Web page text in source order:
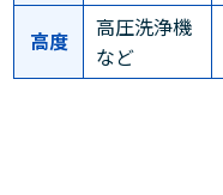
高度
高圧洗浄機
など